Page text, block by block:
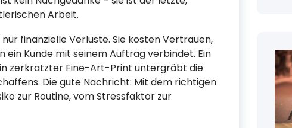
Arbeit.
finanzielle Verluste. Sie kosten Vertrauen,
ein Kunde mit seinem Auftrag verbindet. Ein
zerkratzter Fine-Art-Print untergräbt die
Die gute Nachricht: Mit dem richtigen
zur Routine, vom Stressfaktor zur